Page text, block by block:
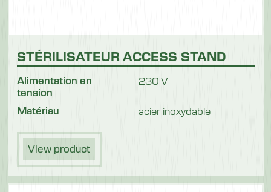
STÉRILISATEUR ACCESS STAND
Alimentation en
tension
230 V
Matériau acier inoxydable
View product